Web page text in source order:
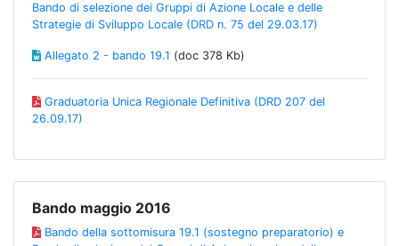
Bando di selezione dei Gruppi di Azione Locale e delle
Strategie di Sviluppo Locale (DRD n. 75 del 29.03.17)
Allegato 2 - bando 19.1 (doc 378 Kb)
Graduatoria Unica Regionale Definitiva (DRD 207 del
26.09.17)
Bando maggio 2016
Bando della sottomisura 19.1 (sostegno preparatorio) e